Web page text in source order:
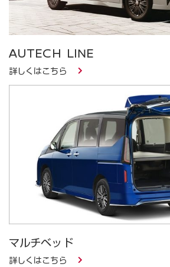
AUTECH LINE
詳しくはこちら
マルチベッド
詳しくはこちら